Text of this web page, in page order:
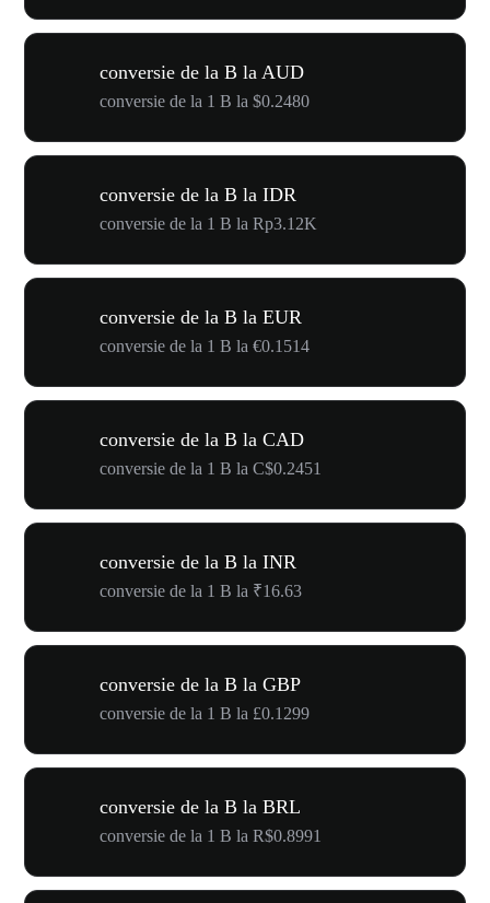
conversie de la B la AUD
conversie de la 1 B la $0.2480
conversie de la B la IDR
conversie de la 1 B la Rp3.12K
conversie de la B la EUR
conversie de la 1 B la €0.1514
conversie de la B la CAD
conversie de la 1 B la C$0.2451
conversie de la B la INR
conversie de la 1 B la ₹16.63
conversie de la B la GBP
conversie de la 1 B la £0.1299
conversie de la B la BRL
conversie de la 1 B la R$0.8991